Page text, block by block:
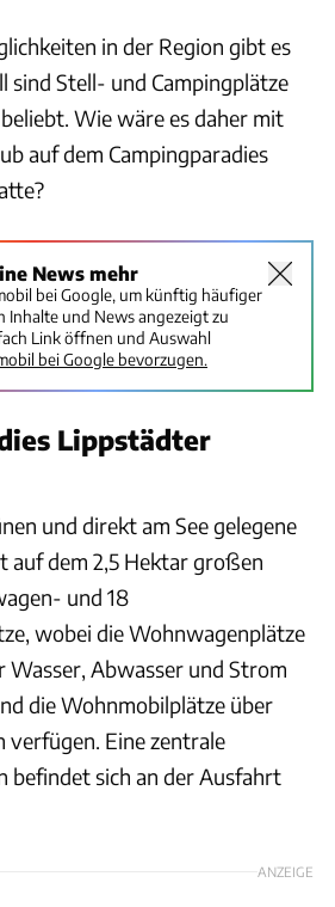
in der Region gibt es
sind Stell- und Campingplätze
Wie wäre es daher mit
auf dem Campingparadies
News mehr
bei Google, um künftig häufiger
Inhalte und News angezeigt zu
Link öffnen und Auswahl
bei Google bevorzugen.
Lippstädter
und direkt am See gelegene
auf dem 2,5 Hektar großen
und 18
wobei die Wohnwagenplätze
Wasser, Abwasser und Strom
die Wohnmobilplätze über
verfügen. Eine zentrale
befindet sich an der Ausfahrt
ANZEIGE